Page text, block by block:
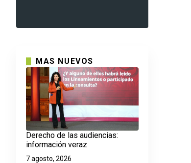
MAS NUEVOS
Derecho de las audiencias:
información veraz
7 agosto, 2026